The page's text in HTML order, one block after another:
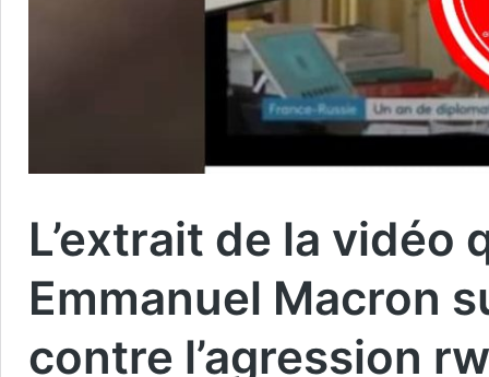
L’extrait de la
Emmanuel Macron
contre l’agression